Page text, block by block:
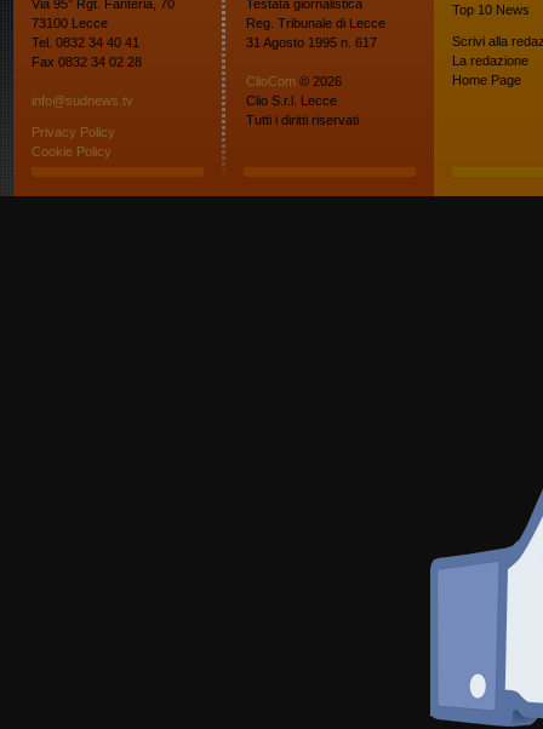
Via 95° Rgt. Fanteria, 70
73100 Lecce
Tel. 0832 34 40 41
Fax 0832 34 02 28
info@sudnews.tv
Privacy Policy
Cookie Policy
Testata giornalistica
Reg. Tribunale di Lecce
31 Agosto 1995 n. 617
ClioCom © 2026
Clio S.r.l. Lecce
Tutti i diritti riservati
Top 10 News
Scrivi alla
La redazione
Home Page